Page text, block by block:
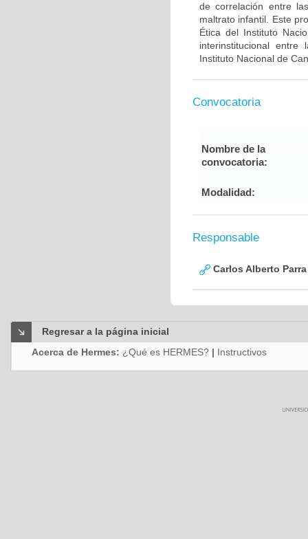
de correlación entre
maltrato infantil. Este
Ética del Instituto
interinstitucional entre
Instituto Nacional de
Convocatoria
Nombre de la
convocatoria:
Modalidad:
Responsable
Carlos Alberto
Regresar a la página inicial
Acerca de Hermes: ¿Qué es HERMES? | Instructivos